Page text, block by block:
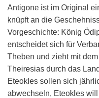
Antigone ist im Original
knüpft an die
Vorgeschichte: König
entscheidet sich für
Theben und zieht mit
Theiresias durch das
Eteokles sollen sich
abwechseln, Eteokles